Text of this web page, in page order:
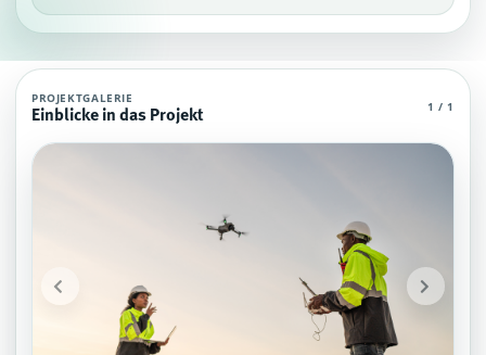
Aviation: Unbemannte Luftfahrtsysteme
Aviation: Unbemannte Luftfahrtsysteme (Drohnen) Agent (MCP):
Historisch veröffentlichte Unterstützungsoptionen: 4.
Öffentliche Updates auf dieser Seite: 1.
Qualitätssicherung: Kanonische URL, Robots-Angaben,
PROJEKTGALERIE
Einblicke in das Projekt
1 / 1